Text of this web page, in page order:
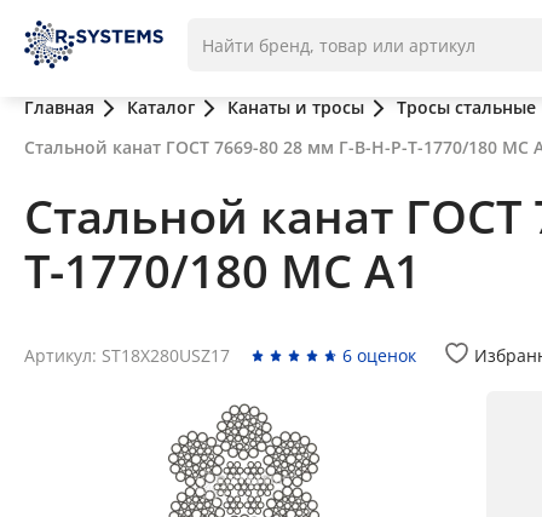
Главная Каталог Канаты и тросы
Тросы стальные
Стальной канат ГОСТ 7669-80 28 мм Г-В-Н-Р-Т-1770/180 МС
Стальной канат
Т-1770/180 МС А1
Артикул: ST18X280USZ17 6 оценок